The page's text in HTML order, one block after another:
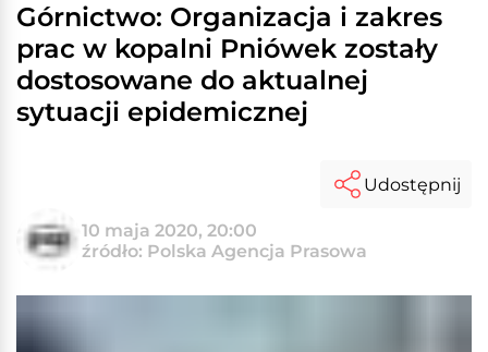
Górnictwo: Organizacja i zakres
prac w kopalni Pniówek zostały
dostosowane do aktualnej
sytuacji epidemicznej
10 maja 2020, 20:00
źródło: Polska Agencja Prasowa
Udostępnij